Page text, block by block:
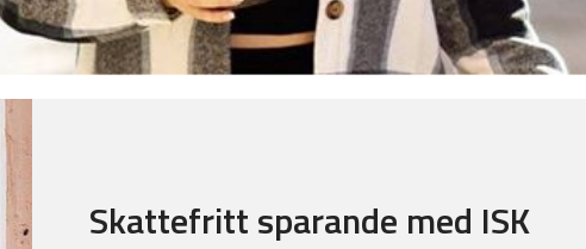
Skattefritt sparande med ISK